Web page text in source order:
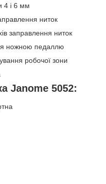
4 і 6 мм
ниток
заправлення ниток
ножною педаллю
робочої зони
Janome 5052: